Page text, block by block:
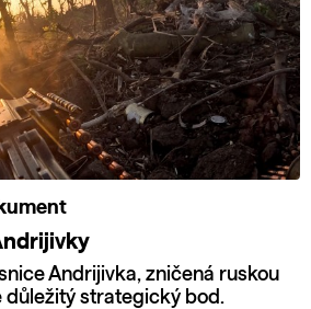
Andrijivka, zničená ruskou
důležitý strategický bod.